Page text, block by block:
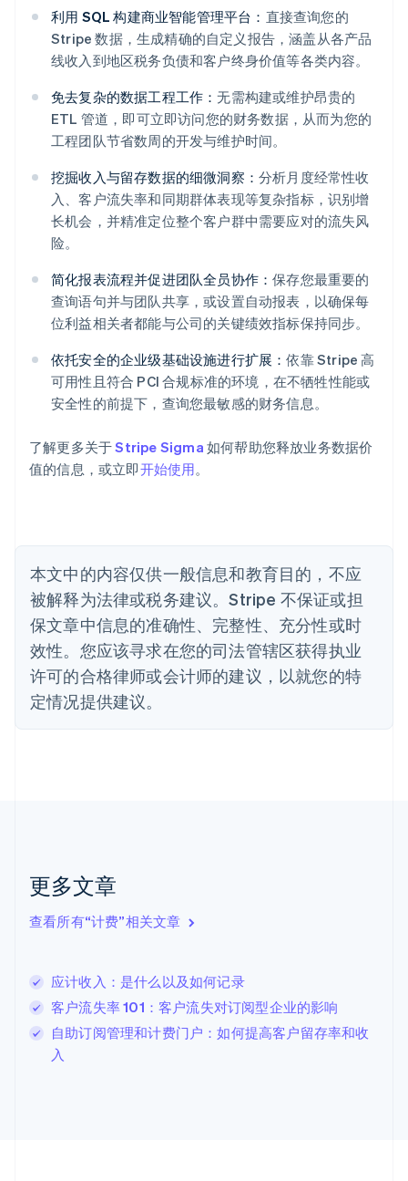
利用 SQL 构建商业智能管理平台： 直接查询您的
Stripe 数据，生成精确的自定义报告，涵盖从各产品
线收入到地区税务负债和客户终身价值等各类内容。
免去复杂的数据工程工作：无需构建或维护昂贵的
ETL 管道，即可立即访问您的财务数据，从而为您的
工程团队节省数周的开发与维护时间。
挖掘收入与留存数据的细微洞察： 分析月度经常性收
入、客户流失率和同期群体表现等复杂指标，识别增
长机会，并精准定位整个客户群中需要应对的流失风
险。
简化报表流程并促进团队全员协作：保存您最重要的
查询语句并与团队共享，或设置自动报表，以确保每
位利益相关者都能与公司的关键绩效指标保持同步。
依托安全的企业级基础设施进行扩展：依靠 Stripe 高
可用性且符合 PCI 合规标准的环境，在不牺牲性能或
安全性的前提下，查询您最敏感的财务信息。
了解更多关于Stripe Sigma 如何帮助您释放业务数据价
值的信息，或立即开始使用。
本文中的内容仅供一般信息和教育目的，不应
被解释为法律或税务建议。Stripe 不保证或担
保文章中信息的准确性、完整性、充分性或时
效性。您应该寻求在您的司法管辖区获得执业
许可的合格律师或会计师的建议，以就您的特
定情况提供建议。
更多文章
查看所有“计费”相关文章
应计收入：是什么以及如何记录
客户流失率 101：客户流失对订阅型企业的影响
自助订阅管理和计费门户：如何提高客户留存率和收
入
English
爱尔兰
English
English
奥地利
DeutschEnglish
澳大利亚
巴西
PortuguêsEnglish
English
丹麦
English
德国
DeutschEnglish
法国
FrançaisEnglish
芬兰
EnglishSvenska
English Italiano
拉脱维亚
立陶宛
DeutschEnglish
卢森堡
Français Deutsch English
罗马尼亚
English